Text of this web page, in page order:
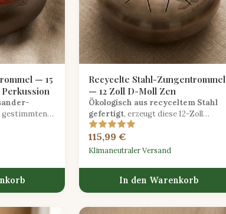
— 15
gestimmten
für
Recycelte Stahl-Zungentrommel
— 12 Zoll D-Moll Zen
Ökologisch aus recyceltem Stahl
gefertigt, erzeugt diese 12-Zoll
Zungentrommel in D-Moll tief
beruhigende Töne, die ideal für
Meditation und Klangheilung sind.
115,99 €
Klimaneutraler Versand
In den Warenkorb